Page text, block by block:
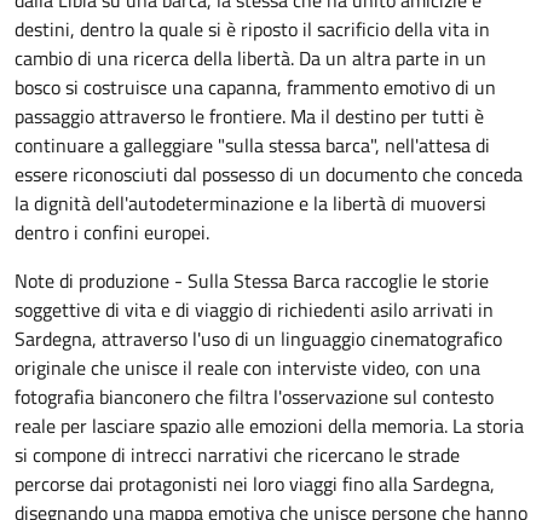
destini, dentro la quale si è riposto il sacrificio della vita in
cambio di una ricerca della libertà. Da un altra parte in un
bosco si costruisce una capanna, frammento emotivo di un
passaggio attraverso le frontiere. Ma il destino per tutti è
continuare a galleggiare "sulla stessa barca", nell'attesa di
essere riconosciuti dal possesso di un documento che conceda
la dignità dell'autodeterminazione e la libertà di muoversi
dentro i confini europei.
Note di produzione - Sulla Stessa Barca raccoglie le storie
soggettive di vita e di viaggio di richiedenti asilo arrivati in
Sardegna, attraverso l'uso di un linguaggio cinematografico
originale che unisce il reale con interviste video, con una
fotografia bianconero che filtra l'osservazione sul contesto
reale per lasciare spazio alle emozioni della memoria. La storia
si compone di intrecci narrativi che ricercano le strade
percorse dai protagonisti nei loro viaggi fino alla Sardegna,
disegnando una mappa emotiva che unisce persone che hanno